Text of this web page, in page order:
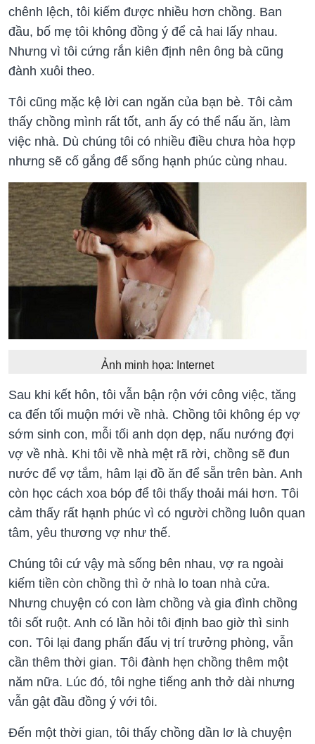
chênh lệch, tôi kiếm được nhiều hơn chồng. Ban
đầu, bố mẹ tôi không đồng ý để cả hai lấy nhau.
Nhưng vì tôi cứng rắn kiên định nên ông bà cũng
đành xuôi theo.
Tôi cũng mặc kệ lời can ngăn của bạn bè. Tôi cảm
thấy chồng mình rất tốt, anh ấy có thể nấu ăn, làm
việc nhà. Dù chúng tôi có nhiều điều chưa hòa hợp
nhưng sẽ cố gắng để sống hạnh phúc cùng nhau.
Ảnh minh họa: Internet
Sau khi kết hôn, tôi vẫn bận rộn với công việc, tăng
ca đến tối muộn mới về nhà. Chồng tôi không ép vợ
sớm sinh con, mỗi tối anh dọn dẹp, nấu nướng đợi
vợ về nhà. Khi tôi về nhà mệt rã rời, chồng sẽ đun
nước để vợ tắm, hâm lại đồ ăn để sẵn trên bàn. Anh
còn học cách xoa bóp để tôi thấy thoải mái hơn. Tôi
cảm thấy rất hạnh phúc vì có người chồng luôn quan
tâm, yêu thương vợ như thế.
Chúng tôi cứ vậy mà sống bên nhau, vợ ra ngoài
kiếm tiền còn chồng thì ở nhà lo toan nhà cửa.
Nhưng chuyện có con làm chồng và gia đình chồng
tôi sốt ruột. Anh có lần hỏi tôi định bao giờ thì sinh
con. Tôi lại đang phấn đấu vị trí trưởng phòng, vẫn
cần thêm thời gian. Tôi đành hẹn chồng thêm một
năm nữa. Lúc đó, tôi nghe tiếng anh thở dài nhưng
vẫn gật đầu đồng ý với tôi.
Đến một thời gian, tôi thấy chồng dần lơ là chuyện